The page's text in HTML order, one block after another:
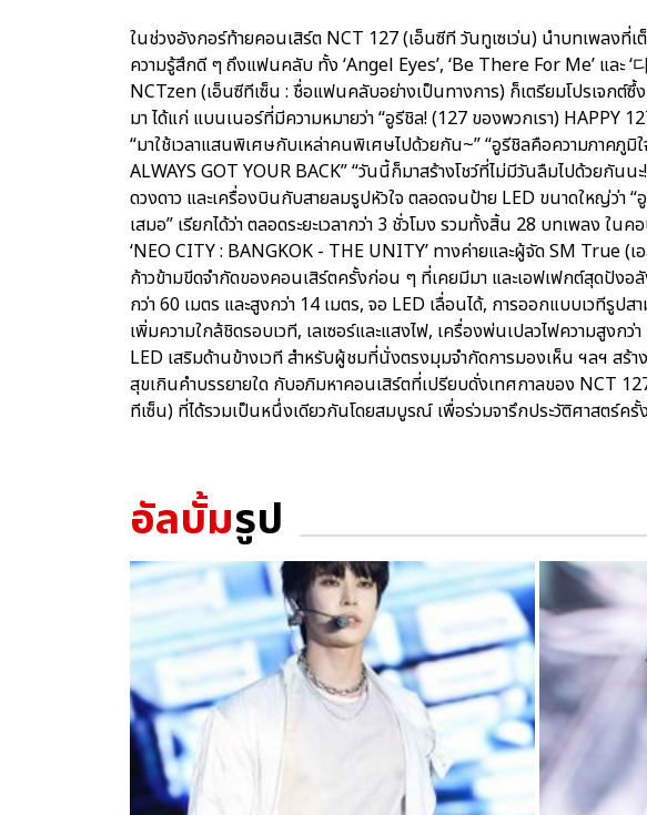
ในช่วงอังกอร์ท้ายคอนเสิร์ต NCT 127 (เอ็นซีที วันทูเซเว่น) นำบทเพลงที่เ
ความรู้สึกดี ๆ ถึงแฟนคลับ ทั้ง ‘Angel Eyes’, ‘Be There For Me’ และ
NCTzen (เอ็นซีทีเซ็น : ชื่อแฟนคลับอย่างเป็นทางการ) ก็เตรียมโปรเจกต์
มา ได้แก่ แบนเนอร์ที่มีความหมายว่า “อูรีชิล! (127 ของพวกเรา) HAPPY
“มาใช้เวลาแสนพิเศษกับเหล่าคนพิเศษไปด้วยกัน~” “อูรีชิลคือความภาคภูมิ
ALWAYS GOT YOUR BACK” “วันนี้ก็มาสร้างโชว์ที่ไม่มีวันลืมไปด้วยกัน
ดวงดาว และเครื่องบินกับสายลมรูปหัวใจ ตลอดจนป้าย LED ขนาดใหญ่ว่า “
เสมอ” เรียกได้ว่า ตลอดระยะเวลากว่า 3 ชั่วโมง รวมทั้งสิ้น 28 บทเพลง ใ
‘NEO CITY : BANGKOK - THE UNITY’ ทางค่ายและผู้จัด SM True (
ก้าวข้ามขีดจำกัดของคอนเสิร์ตครั้งก่อน ๆ ที่เคยมีมา และเอฟเฟกต์สุดปัง
กว่า 60 เมตร และสูงกว่า 14 เมตร, จอ LED เลื่อนได้, การออกแบบเวทีรูป
เพิ่มความใกล้ชิดรอบเวที, เลเซอร์และแสงไฟ, เครื่องพ่นเปลวไฟความสูงก
LED เสริมด้านข้างเวที สำหรับผู้ชมที่นั่งตรงมุมจำกัดการมองเห็น ฯลฯ สร้า
สุขเกินคำบรรยายใด กับอภิมหาคอนเสิร์ตที่เปรียบดั่งเทศกาลของ NCT
ทีเซ็น) ที่ได้รวมเป็นหนึ่งเดียวกันโดยสมบูรณ์ เพื่อร่วมจารึกประวัติศาสตร์ค
อัลบั้มรูป